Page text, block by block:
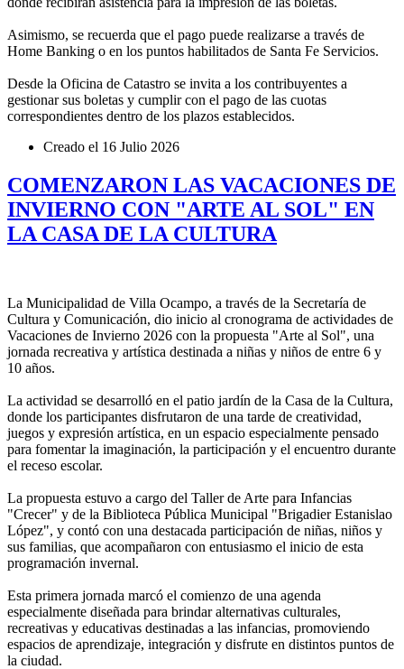
Asimismo, se recuerda que el pago puede realizarse a través de
Home Banking o en los puntos habilitados de Santa Fe Servicios.
Desde la Oficina de Catastro se invita a los contribuyentes a
gestionar sus boletas y cumplir con el pago de las cuotas
correspondientes dentro de los plazos establecidos.
Creado el 16 Julio 2026
COMENZARON LAS VACACIONES DE
INVIERNO CON "ARTE AL SOL" EN
LA CASA DE LA CULTURA
La Municipalidad de Villa Ocampo, a través de la Secretaría de
Cultura y Comunicación, dio inicio al cronograma de actividades de
Vacaciones de Invierno 2026 con la propuesta "Arte al Sol", una
jornada recreativa y artística destinada a niñas y niños de entre 6 y
10 años.
La actividad se desarrolló en el patio jardín de la Casa de la Cultura,
donde los participantes disfrutaron de una tarde de creatividad,
juegos y expresión artística, en un espacio especialmente pensado
para fomentar la imaginación, la participación y el encuentro durante
el receso escolar.
La propuesta estuvo a cargo del Taller de Arte para Infancias
"Crecer" y de la Biblioteca Pública Municipal "Brigadier Estanislao
López", y contó con una destacada participación de niñas, niños y
sus familias, que acompañaron con entusiasmo el inicio de esta
programación invernal.
Esta primera jornada marcó el comienzo de una agenda
especialmente diseñada para brindar alternativas culturales,
recreativas y educativas destinadas a las infancias, promoviendo
espacios de aprendizaje, integración y disfrute en distintos puntos de
la ciudad.